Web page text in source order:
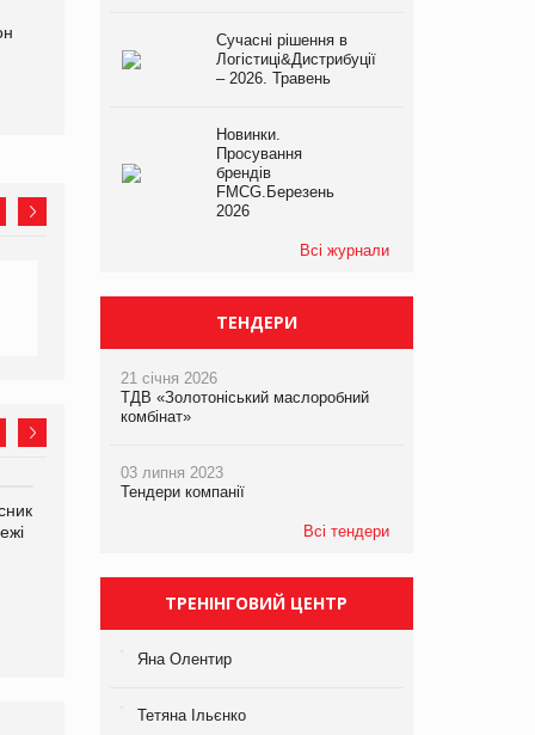
виробництва
компанії «УкраМарин»
Сучасні рішення в
Логістиці&Дистрибуції
– 2026. Травень
Новинки.
Просування
брендів
FMCG.Березень
2026
Всі журнали
ТЕНДЕРИ
21 січня 2026
ТДВ «Золотоніський маслоробний
комбінат»
03 липня 2023
Тендери компанії
Всі тендери
ТРЕНІНГОВИЙ ЦЕНТР
Яна Олентир
Тетяна Ільєнко